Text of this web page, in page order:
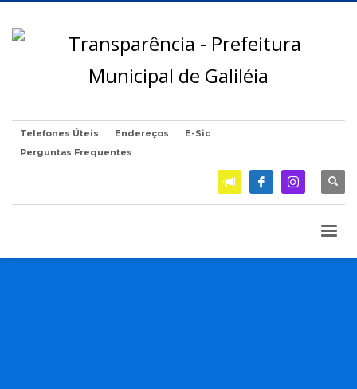
Telefones Úteis Endereços
E-Sic
Perguntas Frequentes